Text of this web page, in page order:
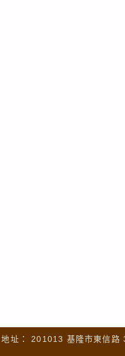
址： 201013 基隆市東信